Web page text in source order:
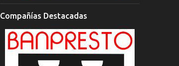
Compañías Destacadas